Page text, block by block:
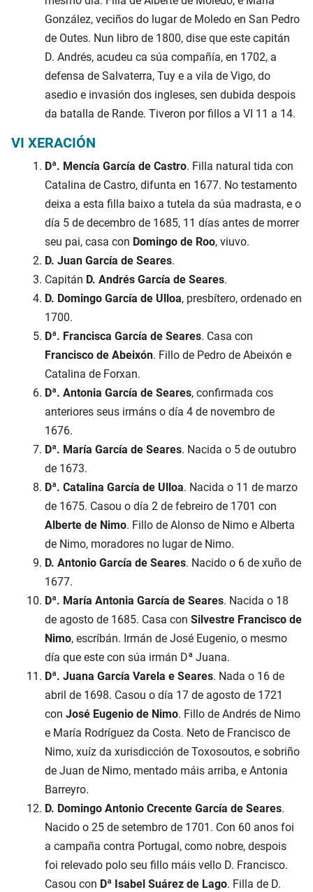
González, veciños do lugar de Moledo en San Pedro
de Outes. Nun libro de 1800, dise que este capitán
D. Andrés, acudeu ca súa compañía, en 1702, a
defensa de Salvaterra, Tuy e a vila de Vigo, do
asedio e invasión dos ingleses, sen dubida despois
da batalla de Rande. Tiveron por fillos a VI 11 a 14.
VI XERACIÓN
Dª. Mencía García de Castro. Filla natural tida con
Catalina de Castro, difunta en 1677. No testamento
deixa a esta filla baixo a tutela da súa madrasta, e o
día 5 de decembro de 1685, 11 días antes de morrer
seu pai, casa con Domingo de Roo, viuvo.
D. Juan García de Seares.
Capitán D. Andrés García de Seares.
D. Domingo García de Ulloa, presbítero, ordenado en
1700.
Dª. Francisca García de Seares. Casa con
Francisco de Abeixón. Fillo de Pedro de Abeixón e
Catalina de Forxan.
Dª. Antonia García de Seares, confirmada cos
anteriores seus irmáns o día 4 de novembro de
1676.
Dª. María García de Seares. Nacida o 5 de outubro
de 1673.
Dª. Catalina García de Ulloa. Nacida o 11 de marzo
de 1675. Casou o día 2 de febreiro de 1701 con
Alberte de Nimo. Fillo de Alonso de Nimo e Alberta
de Nimo, moradores no lugar de Nimo.
D. Antonio García de Seares. Nacido o 6 de xuño de
1677.
Dª. María Antonia García de Seares. Nacida o 18
de agosto de 1685. Casa con Silvestre Francisco de
Nimo, escríbán. Irmán de José Eugenio, o mesmo
día que este con súa irmán Dª Juana.
Dª. Juana García Varela e Seares. Nada o 16 de
abril de 1698. Casou o día 17 de agosto de 1721
con José Eugenio de Nimo. Fillo de Andrés de Nimo
e María Rodríguez da Costa. Neto de Francisco de
Nimo, xuíz da xurisdicción de Toxosoutos, e sobriño
de Juan de Nimo, mentado máis arriba, e Antonia
Barreyro.
D. Domingo Antonio Crecente García de Seares.
Nacido o 25 de setembro de 1701. Con 60 anos foi
a campaña contra Portugal, como nobre, despois
foi relevado polo seu fillo máis vello D. Francisco.
Casou con Dª Isabel Suárez de Lago. Filla de D.